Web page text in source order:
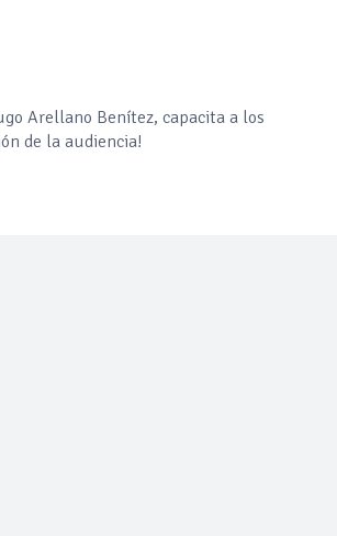
inversiones de las Estaciones de Servicio
las gasolineras: se espera estabilización
Arellano Benítez, capacita a los
de la audiencia!